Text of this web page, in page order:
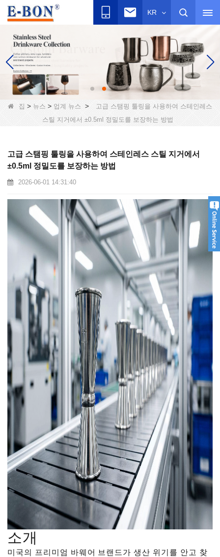
KR
집 > 뉴스 > 업계 뉴스 >
고급 스탬핑 툴링을 사용하여 스테인레스
스틸 지거에서 ±0.5ml 정밀도를 보장하는 방법
고급 스탬핑 툴링을 사용하여 스테인레스 스틸 지거에서
±0.5ml 정밀도를 보장하는 방법
2026-06-01 14:31:40
소개
미국의 프리미엄 바웨어 브랜드가 생산 위기를 안고 찾